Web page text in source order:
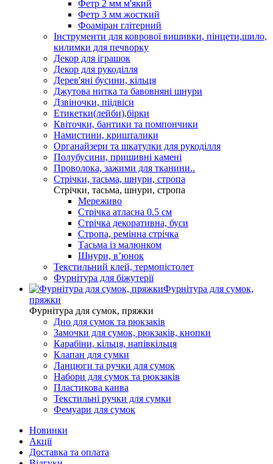
Фетр 2 мм м'який
Фетр 3 мм жосткий
Фоаміран глітерний
Інструменти для коврової вишивки, пінцети,шило,
килимки для печворку
Декор для іграшок
Декор для рукоділля
Дерев'яні бусини, кільця
Джутова нитка та бавовняні шнури
Дзвіночки, піідвіси
Етикетки(лейби),бірки
Квіточки, бантики та помпончики
Намистини, кришталики
Органайзери та шкатулки для рукоділля
Полубусини, пришивні камені
Проволока, зажими для тканини..
Стрічки, тасьма, шнури, стропа
Стрічки, тасьма, шнури, стропа
Мереживо
Стрічка атласна 0.5 см
Стрічка декоративна, буси
Стропа, ремінна стрічка
Тасьма із малюнком
Шнури, вʼюнок
Текстильний клей, термопістолет
Фурнітура для біжутерії
Фурнітура для сумок,
пряжки
Фурнітура для сумок, пряжки
Дно для сумок та рюкзаків
Замочки для сумок, рюкзаків, кнопки
Карабіни, кільця, напівкільця
Клапан для сумки
Ланцюги та ручки для сумок
Набори для сумок та рюкзаків
Пластикова канва
Текстильні ручки для сумки
Фемуари для сумок
Новинки
Акції
Доставка та оплата